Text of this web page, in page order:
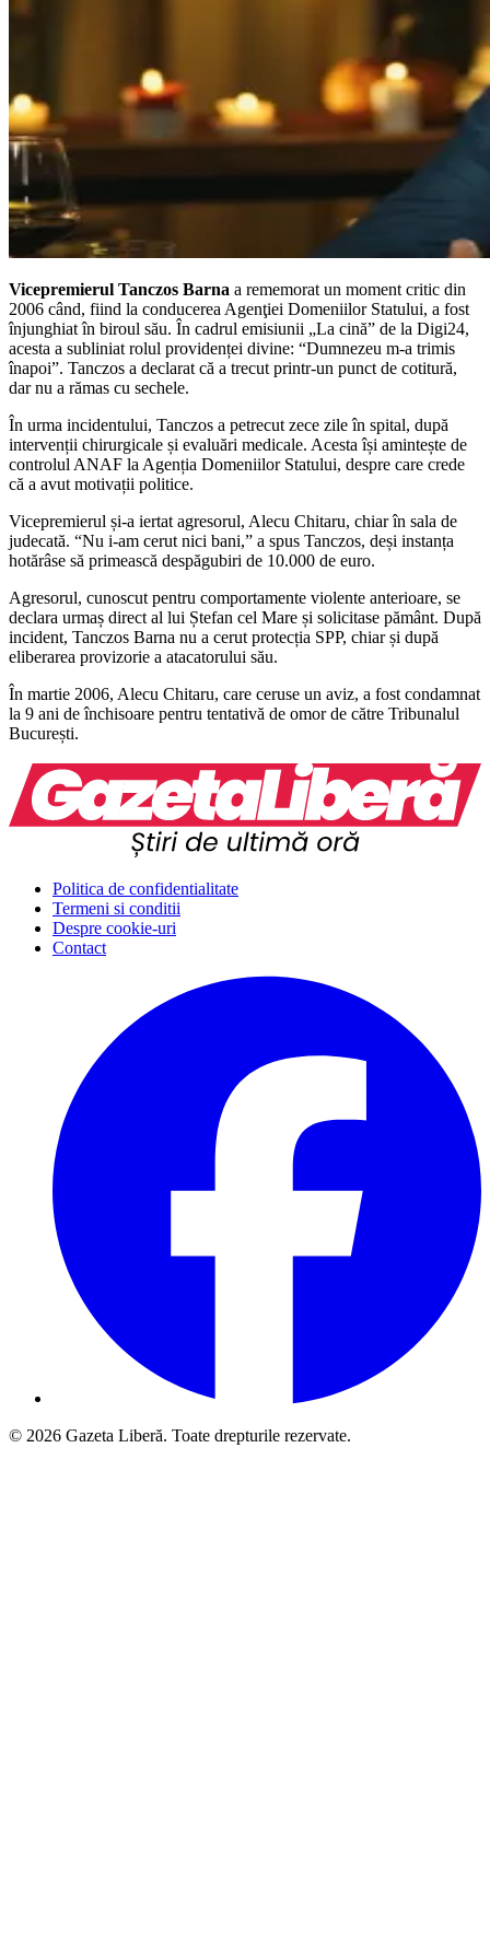
Vicepremierul Tanczos Barna a rememorat un moment critic din
2006 când, fiind la conducerea Agenţiei Domeniilor Statului, a fost
înjunghiat în biroul său. În cadrul emisiunii „La cină” de la Digi24,
acesta a subliniat rolul providenței divine: “Dumnezeu m-a trimis
înapoi”. Tanczos a declarat că a trecut printr-un punct de cotitură,
dar nu a rămas cu sechele.
În urma incidentului, Tanczos a petrecut zece zile în spital, după
intervenții chirurgicale și evaluări medicale. Acesta își amintește de
controlul ANAF la Agenția Domeniilor Statului, despre care crede
că a avut motivații politice.
Vicepremierul și-a iertat agresorul, Alecu Chitaru, chiar în sala de
judecată. “Nu i-am cerut nici bani,” a spus Tanczos, deși instanța
hotărâse să primească despăgubiri de 10.000 de euro.
Agresorul, cunoscut pentru comportamente violente anterioare, se
declara urmaș direct al lui Ștefan cel Mare și solicitase pământ. După
incident, Tanczos Barna nu a cerut protecția SPP, chiar și după
eliberarea provizorie a atacatorului său.
În martie 2006, Alecu Chitaru, care ceruse un aviz, a fost condamnat
la 9 ani de închisoare pentru tentativă de omor de către Tribunalul
București.
Politica de confidentialitate
Termeni si conditii
Despre cookie-uri
Contact
© 2026 Gazeta Liberă. Toate drepturile rezervate.